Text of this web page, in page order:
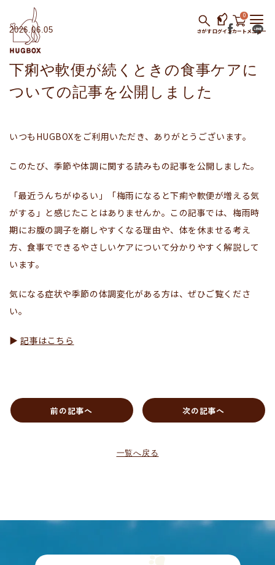
さがすログインカート
0
メニュー
2026.06.05
下痢や軟便が続くときの食事ケアに
ついての記事を公開しました
いつもHUGBOXをご利用いただき、ありがとうございます。
このたび、季節や体調に関する読みもの記事を公開しました。
「最近うんちがゆるい」「梅雨になると下痢や軟便が増える気
がする」と感じたことはありませんか。この記事では、梅雨時
期にお腹の調子を崩しやすくなる理由や、体を休ませる考え
方、食事でできるやさしいケアについて分かりやすく解説して
います。
気になる症状や季節の体調変化がある方は、ぜひご覧くださ
い。
▶記事はこちら
前の記事へ
一覧へ戻る
次の記事へ